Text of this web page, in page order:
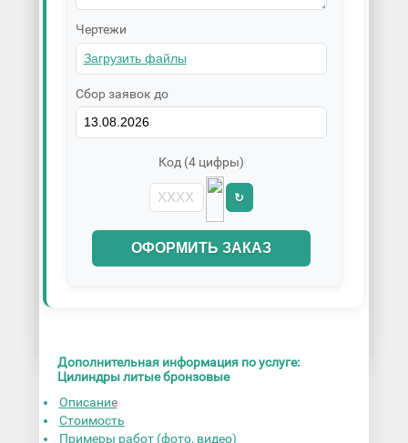
Чертежи
Сбор заявок до
Код (4 цифры)
↻
ОФОРМИТЬ ЗАКАЗ
Дополнительная информация по услуге:
Цилиндры литые бронзовые
Описание
Стоимость
Примеры работ (фото, видео)